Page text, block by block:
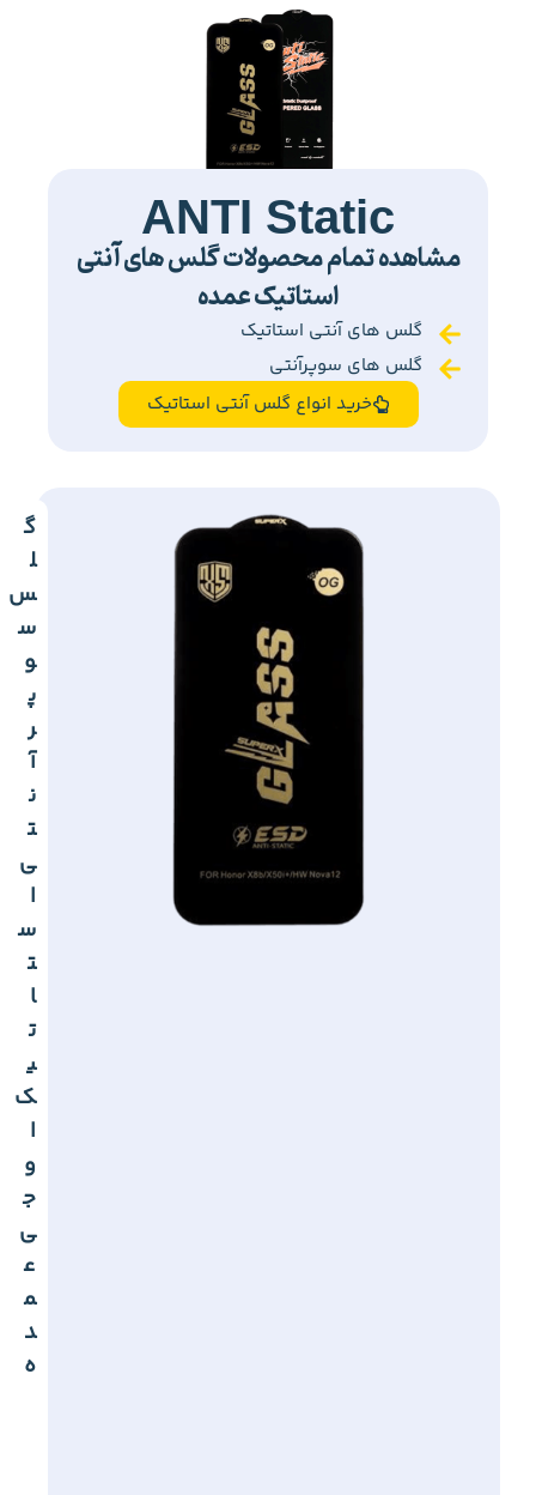
ANTI Static
مشاهده تمام محصولات گلس های آنتی
استاتیک عمده
گلس های آنتی استاتیک
گلس های سوپرآنتی
خرید انواع گلس آنتی استاتیک
گ
ل
س
س
و
پ
ر
آ
ن
ت
ی
ا
س
ت
ا
ت
ی
ک
ا
و
ج
ی
ع
م
د
ه